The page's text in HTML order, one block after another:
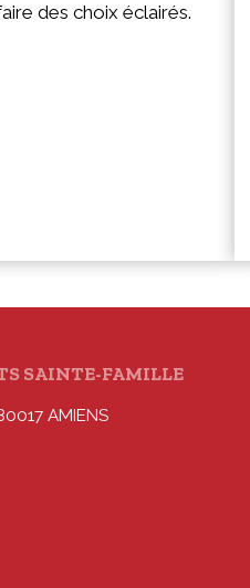
des choix éclairés.
SAINTE-FAMILLE
AMIENS